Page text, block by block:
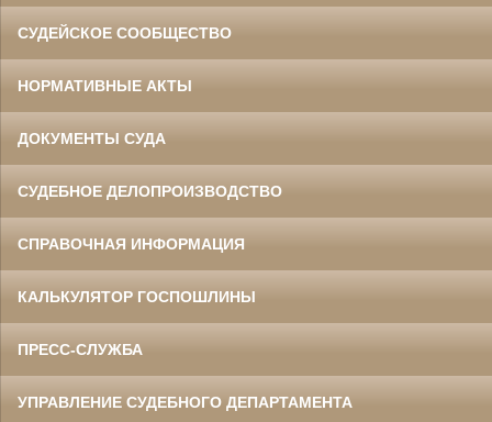
СУДЕЙСКОЕ СООБЩЕСТВО
НОРМАТИВНЫЕ АКТЫ
ДОКУМЕНТЫ СУДА
СУДЕБНОЕ ДЕЛОПРОИЗВОДСТВО
СПРАВОЧНАЯ ИНФОРМАЦИЯ
КАЛЬКУЛЯТОР ГОСПОШЛИНЫ
ПРЕСС-СЛУЖБА
УПРАВЛЕНИЕ СУДЕБНОГО ДЕПАРТАМЕНТА